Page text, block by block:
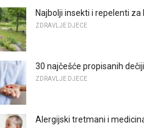
Najbolji insekti i repelenti
ZDRAVLJE DJECE
30 najčešće propisanih
ZDRAVLJE DJECE
Alergijski tretmani i